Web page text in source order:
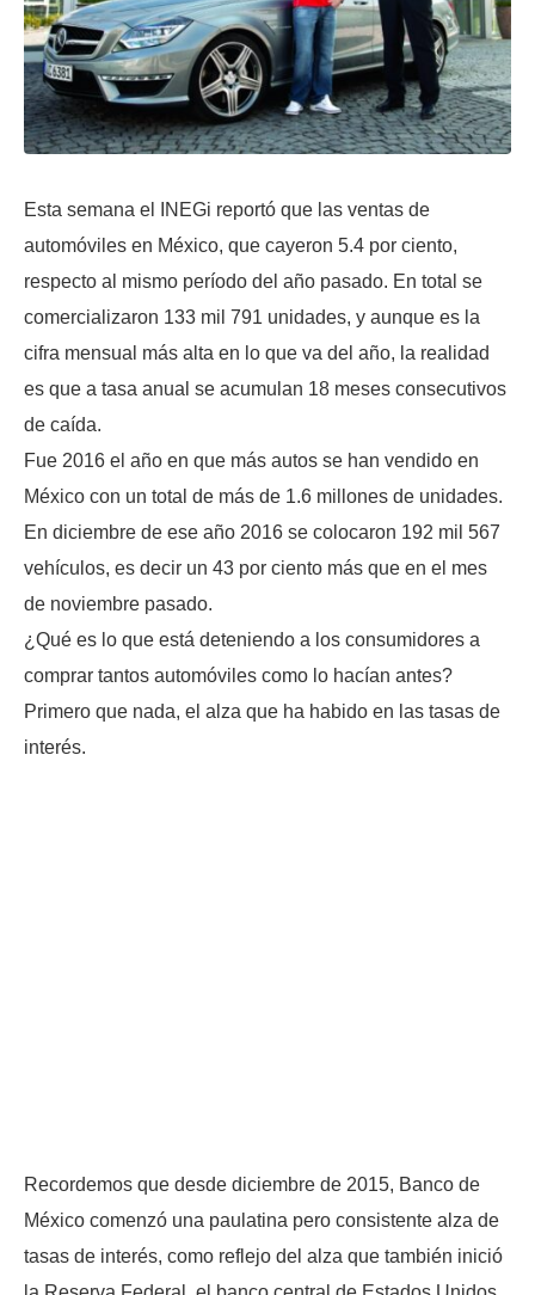
Esta semana el INEGi reportó que las ventas de
automóviles en México, que cayeron 5.4 por ciento,
respecto al mismo período del año pasado. En total se
comercializaron 133 mil 791 unidades, y aunque es la
cifra mensual más alta en lo que va del año, la realidad
es que a tasa anual se acumulan 18 meses consecutivos
de caída.
Fue 2016 el año en que más autos se han vendido en
México con un total de más de 1.6 millones de unidades.
En diciembre de ese año 2016 se colocaron 192 mil 567
vehículos, es decir un 43 por ciento más que en el mes
de noviembre pasado.
¿Qué es lo que está deteniendo a los consumidores a
comprar tantos automóviles como lo hacían antes?
Primero que nada, el alza que ha habido en las tasas de
interés.
Recordemos que desde diciembre de 2015, Banco de
México comenzó una paulatina pero consistente alza de
tasas de interés, como reflejo del alza que también inició